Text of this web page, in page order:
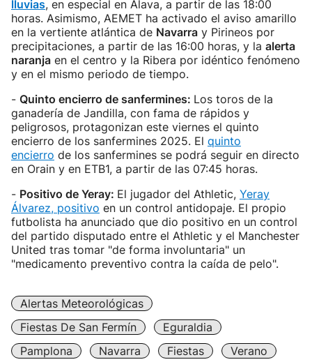
lluvias, en especial en Álava, a partir de las 18:00
horas. Asimismo, AEMET ha activado el aviso amarillo
en la vertiente atlántica de Navarra y Pirineos por
precipitaciones, a partir de las 16:00 horas, y la alerta
naranja en el centro y la Ribera por idéntico fenómeno
y en el mismo periodo de tiempo.
- Quinto encierro de sanfermines: Los toros de la
ganadería de Jandilla, con fama de rápidos y
peligrosos, protagonizan este viernes el quinto
encierro de los sanfermines 2025. El quinto
encierro de los sanfermines se podrá seguir en directo
en Orain y en ETB1, a partir de las 07:45 horas.
- Positivo de Yeray: El jugador del Athletic, Yeray
Álvarez, positivo en un control antidopaje. El propio
futbolista ha anunciado que dio positivo en un control
del partido disputado entre el Athletic y el Manchester
United tras tomar "de forma involuntaria" un
"medicamento preventivo contra la caída de pelo".
Alertas Meteorológicas
Fiestas De San Fermín
Eguraldia
Pamplona
Navarra Fiestas
Verano